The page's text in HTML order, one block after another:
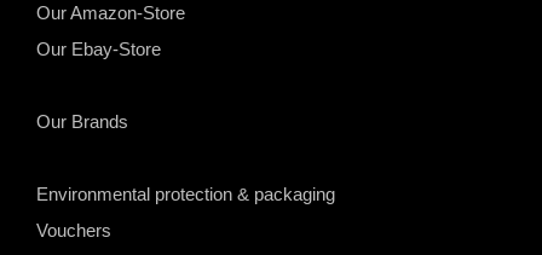
Our Amazon-Store
Our Ebay-Store
Our Brands
Environmental protection & packaging
Vouchers